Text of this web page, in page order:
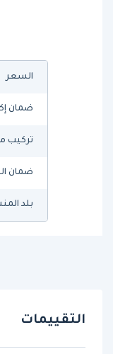
السعر
ضمان
تركيب
ضمان
بلد
التقييمات